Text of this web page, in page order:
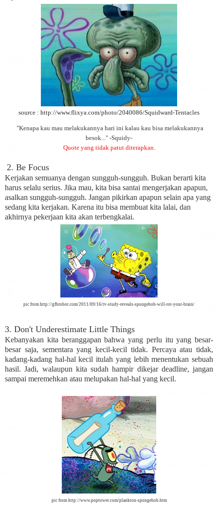
source : http://www.flixya.com/photo/2040086/Squidward-Tentacles
"Kenapa kau mau melakukannya hari ini kalau kau bisa melakukannya
besok..." -Squidy-
Quote yang tidak patut diterapkan.
2. Be Focus
Kerjakan semuanya dengan sungguh-sungguh. Bukan berarti kita
harus selalu serius. Jika mau, kita bisa santai mengerjakan apapun,
asalkan sungguh-sungguh. Jangan pikirkan apapun selain apa yang
sedang kita kerjakan. Karena itu bisa membuat kita lalai, dan
akhirnya pekerjaan kita akan terbengkalai.
pic from http://gfbrobot.com/2011/09/16/tv-study-reveals-spongebob-will-rot-your-brain/
3. Don't Underestimate Little Things
Kebanyakan kita beranggapan bahwa yang perlu itu yang besar-
besar saja, sementara yang kecil-kecil tidak. Percaya atau tidak,
kadang-kadang hal-hal kecil itulah yang lebih menentukan sebuah
hasil. Jadi, walaupun kita sudah hampir dikejar deadline, jangan
sampai meremehkan atau melupakan hal-hal yang kecil.
pic from http://www.poptower.com/plankton-spongebob.htm